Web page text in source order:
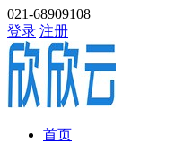
021-68909108
登录 注册
首页